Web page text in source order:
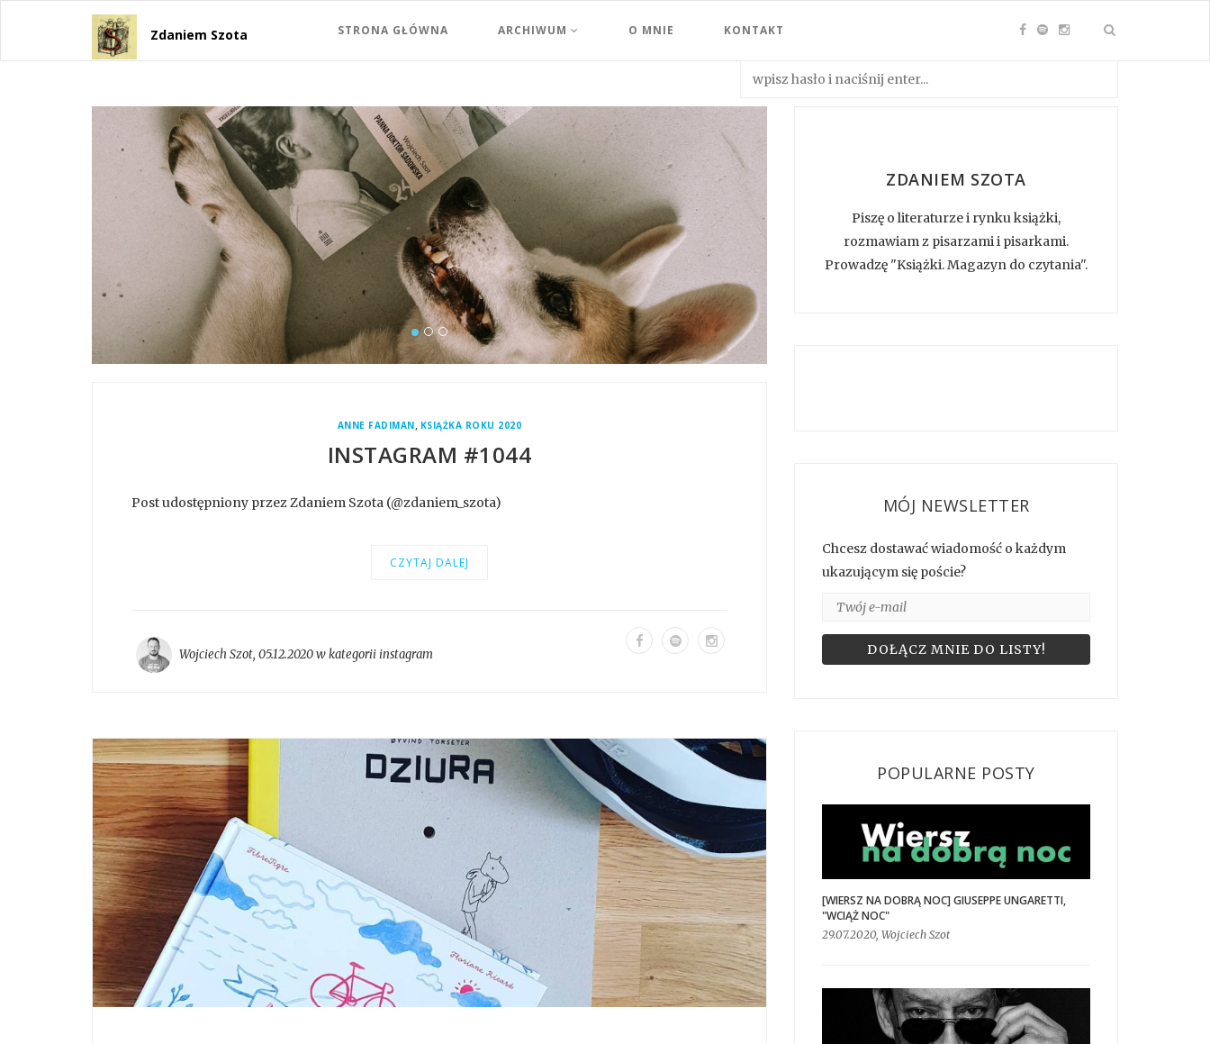
Zdaniem Szota STRONA GŁÓWNA ARCHIWUM O MNIE KONTAKT
ANNE FADIMAN, KSIĄŻKA ROKU 2020
INSTAGRAM #1044
Post udostępniony przez Zdaniem Szota (@zdaniem_szota)
CZYTAJ DALEJ
Wojciech Szot, 05.12.2020 w kategoriiinstagram
ZDANIEM SZOTA
Piszę o literaturze i rynku książki,
rozmawiam z pisarzami i pisarkami.
Prowadzę "Książki. Magazyn do czytania".
MÓJ NEWSLETTER
Chcesz dostawać wiadomość o każdym
ukazującym się poście?
POPULARNE POSTY
[WIERSZ NA DOBRĄ NOC] GIUSEPPE UNGARETTI,
"WCIĄŻ NOC"
29.07.2020, Wojciech Szot